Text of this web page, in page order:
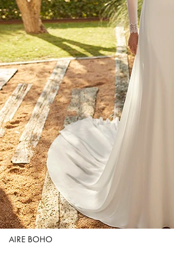
AIRE BOHO